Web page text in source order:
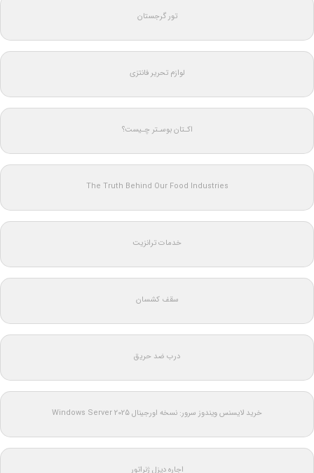
تور گرجستان
لوازم تحریر فانتزی
اکـتان بوسـتر چـیست؟
The Truth Behind Our Food Industries
خدمات ترانزیت
سقف کشسان
درب ضد حریق
خرید لایسنس ویندوز سرور: نسخه اورجینال Windows Server 2025
اجاره دیزل ژنراتور